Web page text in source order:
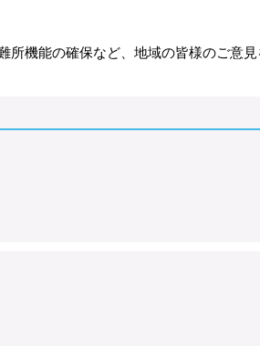
機能の確保など、地域の皆様のご意